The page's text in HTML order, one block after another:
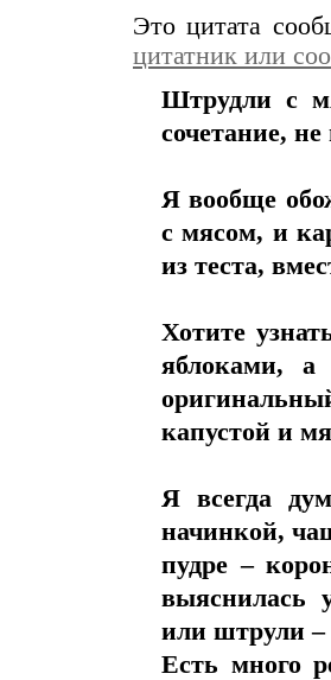
Это цитата
цитатник или
Штрудли с
сочетание,
Я вообще
с мясом, и
из теста,
Хотите
яблоками, а
капустой и
Я всегда
начинкой,
пудре –
выяснилась
или штрули
Есть много